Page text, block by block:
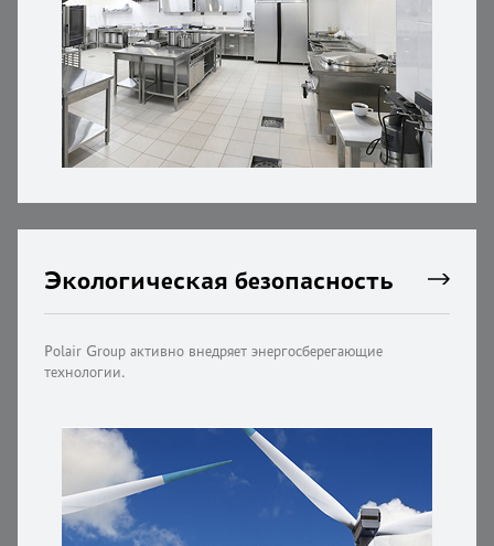
Экологическая безопасность
Polair Group активно внедряет энергосберегающие
технологии.